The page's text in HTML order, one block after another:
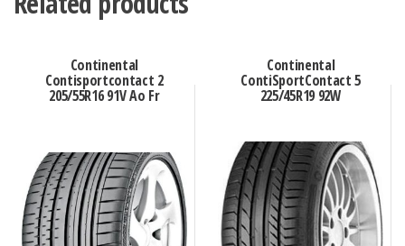
Continental
Contisportcontact 2
205/55R16 91V Ao Fr
Continental
ContiSportContact 5
225/45R19 92W